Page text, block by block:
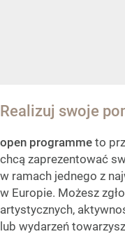
Realizuj swoje
open programme to
chcą zaprezentować
w ramach jednego z
w Europie. Możesz
artystycznych,
lub wydarzeń